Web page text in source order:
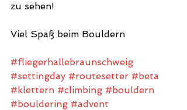
zu sehen!
Viel Spaß beim Bouldern
#fliegerhallebraunschweig
#settingday #routesetter #beta
#klettern #climbing #bouldern
#bouldering #advent